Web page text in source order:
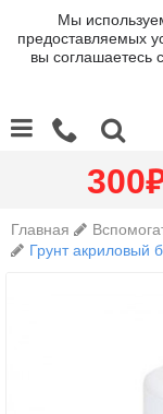
Мы
предоставляемых
вы соглашаетесь
300
Главная
Грунт акриловый